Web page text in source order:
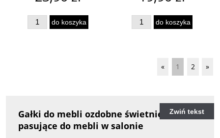
do koszyka do koszyka
« 1 2 »
Zwiń tekst
Gałki do mebli ozdobne świetnie
pasujące do mebli w salonie